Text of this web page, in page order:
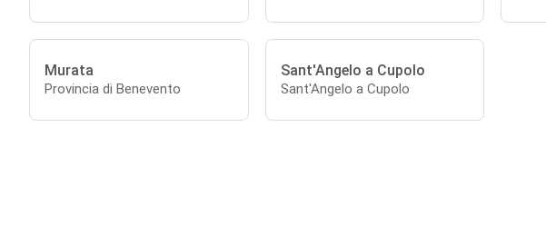
Murata
Provincia di Benevento
Sant'Angelo a Cupolo
Sant'Angelo a Cupolo